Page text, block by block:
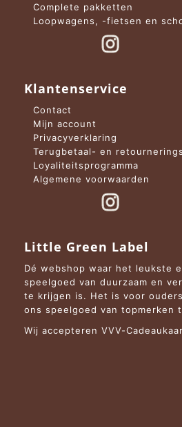
Complete pakketten
Loopwagens, -fietsen en
Klantenservice
Contact
Mijn account
Privacyverklaring
Terugbetaal- en
Loyaliteitsprogramma
Algemene voorwaarden
Little Green Label
Dé webshop waar het leukste
speelgoed van duurzaam en
te krijgen is. Het is voor
ons speelgoed van topmerken
Wij accepteren VVV-